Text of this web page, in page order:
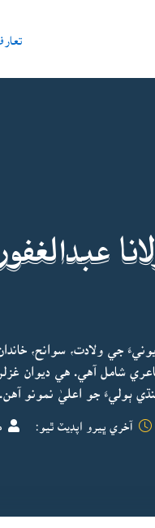
جي ولادت، سوانح،
شامل آهي. هي ديوان غزلن
آخري ڀيرو اپڊيٽ ٿيو: